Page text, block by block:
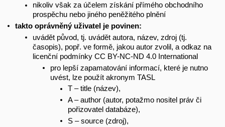
nikoliv však za účelem získání přímého obchodního
prospěchu nebo jiného peněžitého plnění
takto oprávněný uživatel je povinen:
uvádět původ, tj. uvádět autora, název, zdroj (tj.
časopis), popř. ve formě, jakou autor zvolil, a odkaz na
licenční podmínky CC BY-NC-ND 4.0 International
pro lepší zapamatování informací, které je nutno
uvést, lze použít akronym TASL
T – title (název),
A – author (autor, potažmo nositel práv či
pořizovatel databáze),
S – source (zdroj),